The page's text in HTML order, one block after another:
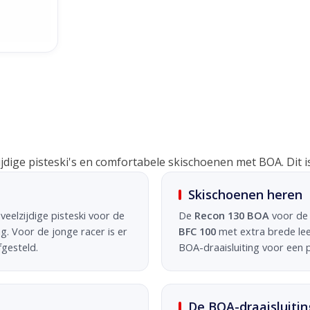
pisteski's en comfortabele skischoenen met BOA. Dit
pisteski voor de
Voor de jonge racer is er
Skischoenen heren
De Recon 130 BOA voor
BFC 100 met extra brede
BOA-draaisluiting voor een
De BOA-